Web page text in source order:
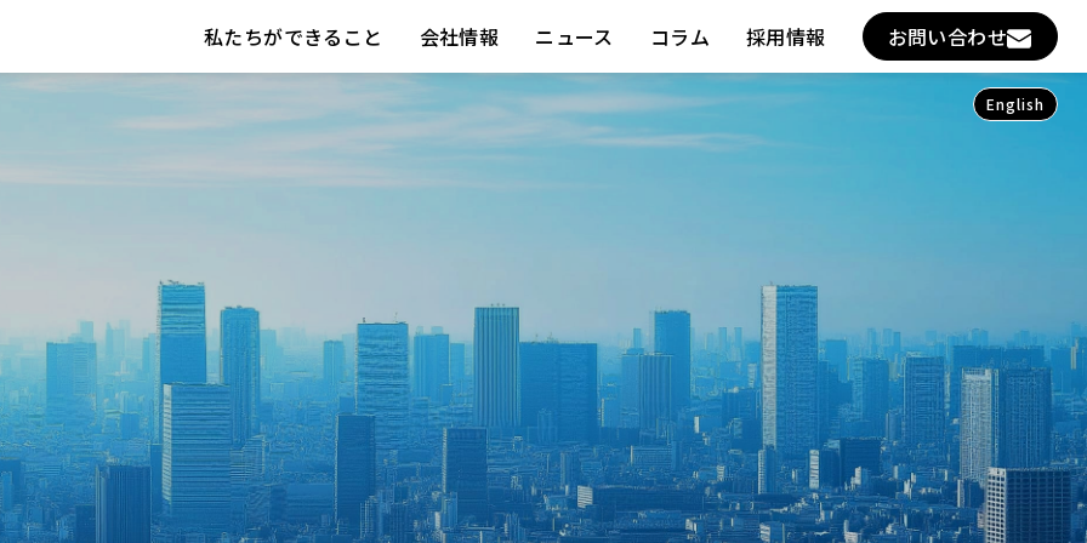
私たちができること 会社情報 ニュース コラム 採用情報 お問い合わせ
English